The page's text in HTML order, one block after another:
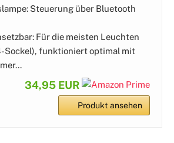
Steuerung über Bluetooth
Für die meisten Leuchten
Sockel), funktioniert optimal mit
34,95 EUR
Produkt ansehen